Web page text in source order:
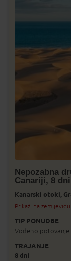
Nepozabna
Canariji, 8
Kanarski otoki,
Prikaži na zemljevidu
TIP PONUDBE
Vodeno potovanje
TRAJANJE
8 dni